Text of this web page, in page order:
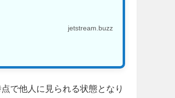
jetstream.buzz
で他人に見られる状態となり